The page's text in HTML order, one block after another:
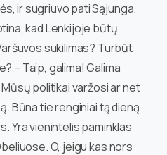
ir sugriuvo pati Sąjunga.
kad Lenkijoje būtų
sukilimas? Turbūt
– Taip, galima! Galima
politikai varžosi ar net
Būna tie renginiai tą dieną
Yra vienintelis paminklas
O, jeigu kas nors